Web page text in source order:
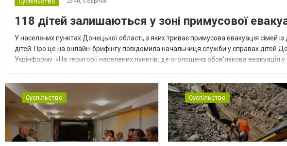
118 дітей залишаються у зоні примусової
У населених пунктах Донецької області, з яких триває примусова евакуація сімей
дітей. Про це на онлайн-брифінгу повідомила начальниця служби у справах
Укрінформу. «На території населених пунктів, де оголошена обов’язкова
Суспільство Суспільство